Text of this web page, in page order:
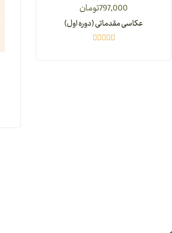
797,000تومان
عکاسی مقدماتی (دوره اول)